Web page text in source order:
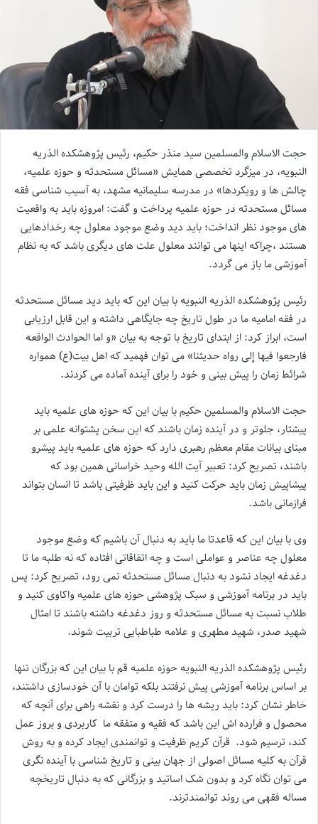
حجت الاسلام والمسلمین سید منذر حکیم، رئیس پژوهشکده الذریه
النبویه، در میزگرد تخصصی همایش «مسائل مستحدثه و حوزه علمیه،
چالش ها و رویکردها» در مدرسه سلیمانیه مشهد، به آسیب شناسی فقه
مسائل مستحدثه در حوزه علمیه پرداخت و گفت: امروزه باید به واقعیت
های موجود نظر انداخت؛ باید دید وضع موجود معلول چه رخدادهایی
هستند ،چراکه اینها می توانند معلول علت های دیگری باشد که به نظام
آموزشی ما باز می گردد.
رئیس پژوهشکده الذریه النبویه با بیان این که باید دید مسائل مستحدثه
در فقه امامیه ما در طول تاریخ چه جایگاهی داشته و این قابل ارزیابی
است، ابراز کرد: از ابتدای تاریخ با توجه به بیان «و اما الحوادث الواقعه
فارجعوا فیها إلی رواه حدیثنا» می توان فهمید که اهل بیت(ع) همواره
شرائط زمان را پیش بینی و خود را برای آینده آماده می کردند.
حجت الاسلام والمسلمین حکیم با بیان این که حوزه های علمیه باید
پیشتار، جلوتر و در آینده زمان باشند که این سخن پشتوانه علمی بر
مبنای بیانات مقام معظم رهبری دارد که حوزه های علمیه باید پیشرو
باشند، تصریح کرد: تعبیر آیت الله وحید خراسانی همین بود که
پیشاپیش زمان باید حرکت کنید و این باید ظرفیتی باشد تا انسان بتواند
فرازمانی باشد.
وی با بیان این که قاعدتا ما باید به دنبال آن باشیم که وضع موجود
معلول چه عناصر و عواملی است و چه اتفاقاتی افتاده که نه طلبه ما تا
دغدغه ایجاد نشود به دنبال مسائل مستحدثه نمی رود، تصریح کرد: پس
باید در برنامه آموزشی و سبک پژوهشی حوزه های علمیه واکاوی کنید و
طلاب نسبت به مسائل مستحدثه و روز دغدغه داشته باشند تا امثال
شهید صدر، شهید مطهری و علامه طباطبایی تربیت شوند.
رئیس پژوهشکده الذریه النبویه حوزه علمیه قم با بیان این که بزرگان تنها
بر اساس برنامه آموزشی پیش نرفتند بلکه توامان با آن خودسازی داشتند،
خاطر نشان کرد: باید ریشه ها را درست کرد و نقشه راهی برای آنچه که
محصول و فرارده اش این باشد که فقیه و متفقه ما کاربردی و بروز عمل
کند، ترسیم شود. قرآن کریم ظرفیت و توانمندی ایجاد کرده و به روش
قرآن به کلیه مسائل اصولی از جهان بینی و تاریخ شناسی با آینده نگری
می توان نگاه کرد و بدون شک اساتید و بزرگانی که به دنبال تاریخچه
مساله فقهی می روند توانمندترند.